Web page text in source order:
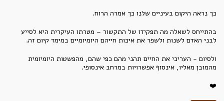
כך נראה היקום בעיניים שלנו כך אמרה הרוח.
בהתייחס לשאלה מה תפקידו של התקשור – מטרתו העיקרית היא לסייע
לבני האדם לשנות ולשפר את איכות חייהם היומיומיים במימד קיום זה.
ולסיום - העריכי את החיים תהני מהם כפי שהם, מהפשטות היומיומית
מהמובן מאליו, אינסוף אפשרויות במרחב אינסופי.
❤️